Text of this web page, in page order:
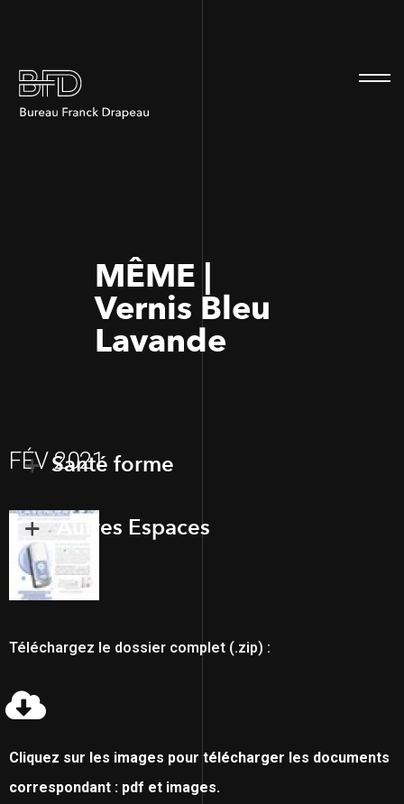
MÊME |
Vernis Bleu
Lavande
FÉV 2021
Santé forme
Autres Espaces
Téléchargez le dossier complet (.zip) :
Cliquez sur les images pour télécharger les documents
correspondant : pdf et images.